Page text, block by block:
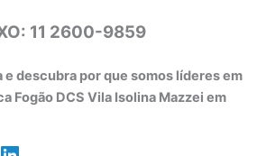
11 2600-9859
descubra por que somos líderes em
Fogão DCS Vila Isolina Mazzei em